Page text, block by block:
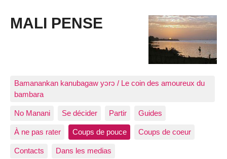
MALI PENSE
Bamanankan kanubagaw yɔrɔ / Le coin des amoureux du
bambara
No Manani Se décider Partir Guides
À ne pas rater Coups de pouce Coups de coeur
Contacts Dans les medias